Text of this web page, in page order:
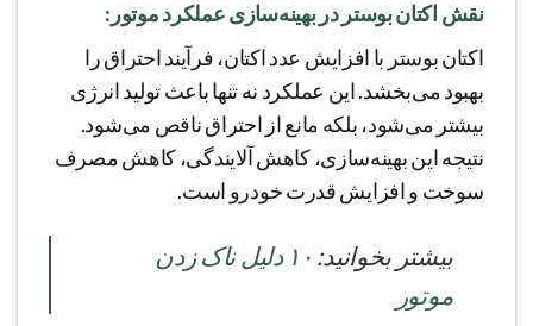
نقش اکتان بوستر در بهینه‌سازی عملکرد موتور:
اکتان بوستر با افزایش عدد اکتان، فرآیند احتراق را
بهبود می‌بخشد. این عملکرد نه تنها باعث تولید انرژی
بیشتر می‌شود، بلکه مانع از احتراق ناقص می‌شود.
نتیجه این بهینه‌سازی، کاهش آلایندگی، کاهش مصرف
سوخت و افزایش قدرت خودرو است.
بيشتر بخوانید:
۱۰ دلیل ناک زدن
موتور